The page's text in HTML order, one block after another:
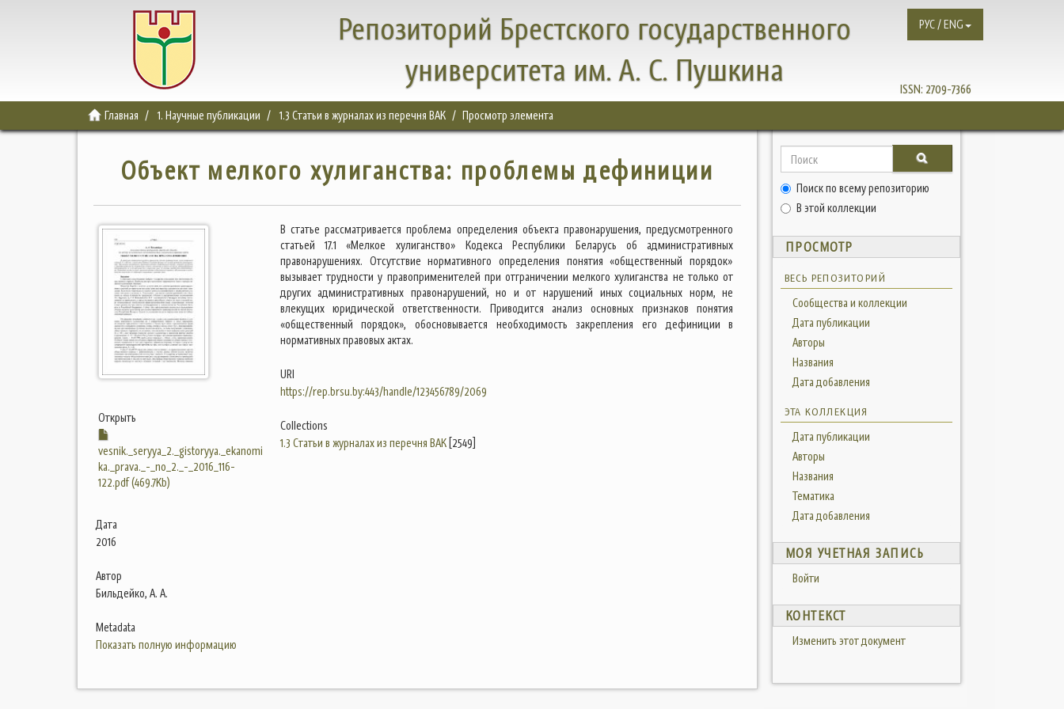
Репозиторий Брестского государственного
университета им. А. С. Пушкина
ISSN: 2709-7366
РУС / ENG
Главная 1. Научные публикации 1.3 Статьи в журналах из перечня ВАК Просмотр элемента
Объект мелкого хулиганства: проблемы дефиниции
Открыть
vesnik._seryya_2._gistoryya._ekanomi
ka._prava._-_no_2._-_2016_116-
122.pdf (469.7Kb)
Дата
2016
Автор
Бильдейко, А. А.
Metadata
Показать полную информацию
В статье рассматривается проблема определения объекта правонарушения, предусмотренного
статьей 17.1 «Мелкое хулиганство» Кодекса Республики Беларусь об административных
правонарушениях. Отсутствие нормативного определения понятия «общественный порядок»
вызывает трудности у правоприменителей при отграничении мелкого хулиганства не только от
других административных правонарушений, но и от нарушений иных социальных норм, не
влекущих юридической ответственности. Приводится анализ основных признаков понятия
«общественный порядок», обосновывается необходимость закрепления его дефиниции в
нормативных правовых актах.
URI
https://rep.brsu.by:443/handle/123456789/2069
Collections
1.3 Статьи в журналах из перечня ВАК[2549]
Поиск по всему репозиторию
В этой коллекции
ПРОСМОТР
ВЕСЬ РЕПОЗИТОРИЙ
Сообщества и коллекции
Дата публикации
Авторы
Названия
Дата добавления
ЭТА КОЛЛЕКЦИЯ
Дата публикации
Авторы
Названия
Тематика
Дата добавления
МОЯ УЧЕТНАЯ ЗАПИСЬ
Войти
КОНТЕКСТ
Изменить этот документ